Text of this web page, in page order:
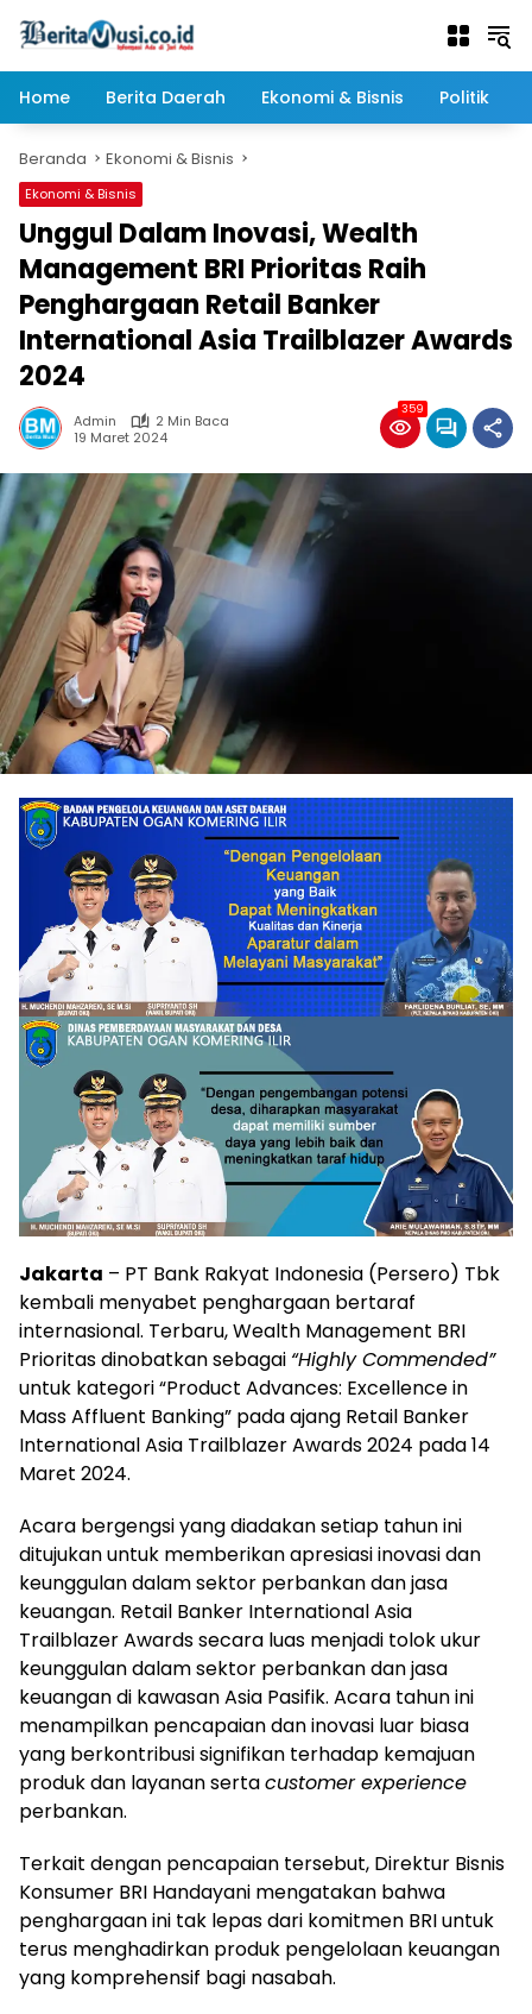
Home
Berita Daerah Ekonomi & Bisnis Politik
Beranda Ekonomi & Bisnis
Ekonomi & Bisnis
Unggul Dalam Inovasi, Wealth
Management BRI Prioritas Raih
Penghargaan Retail Banker
International Asia Trailblazer Awards
2024
Admin
2 Min Baca
19 Maret 2024
359
Jakarta – PT Bank Rakyat Indonesia (Persero) Tbk
kembali menyabet penghargaan bertaraf
internasional. Terbaru, Wealth Management BRI
Prioritas dinobatkan sebagai “Highly Commended”
untuk kategori “Product Advances: Excellence in
Mass Affluent Banking” pada ajang Retail Banker
International Asia Trailblazer Awards 2024 pada 14
Maret 2024.
Acara bergengsi yang diadakan setiap tahun ini
ditujukan untuk memberikan apresiasi inovasi dan
keunggulan dalam sektor perbankan dan jasa
keuangan. Retail Banker International Asia
Trailblazer Awards secara luas menjadi tolok ukur
keunggulan dalam sektor perbankan dan jasa
keuangan di kawasan Asia Pasifik. Acara tahun ini
menampilkan pencapaian dan inovasi luar biasa
yang berkontribusi signifikan terhadap kemajuan
produk dan layanan sertacustomer experience
perbankan.
Terkait dengan pencapaian tersebut, Direktur Bisnis
Konsumer BRI Handayani mengatakan bahwa
penghargaan ini tak lepas dari komitmen BRI untuk
terus menghadirkan produk pengelolaan keuangan
yang komprehensif bagi nasabah.